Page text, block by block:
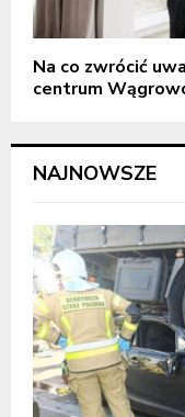
Na co zwrócić
centrum
NAJNOWSZE